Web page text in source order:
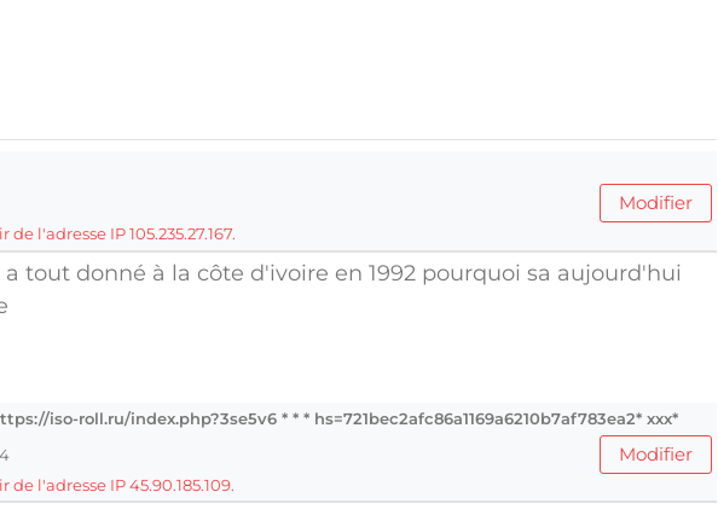
Modifier
l'adresse IP 105.235.27.167.
tout donné à la côte d'ivoire en 1992 pourquoi sa aujourd'hui
iso-roll.ru/index.php?3se5v6 * * * hs=721bec2afc86a1169a6210b7af783ea2* ххх*
Modifier
l'adresse IP 45.90.185.109.